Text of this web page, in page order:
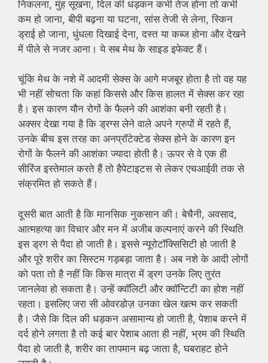
निकलना, मुंह सूखना, दिल की धड़कन कभी तेज होना तो कभी
कम हो जाना, बीपी बढ़ना या घटना, सांस तेजी से लेना, स्किन
ड्राई हो जाना, धुंधला दिखाई देना, दस्त या कब्ज होना और देखने
में पीले से नजर आना। ये सब मेथ के साइड इफेक्ट हैं।
चूंकि मेथ के नशे में आदमी सेक्स के आगे मजबूर होता है तो वह यह
भी नहीं सोचता कि कहां किससे और किस हालत में सेक्स कर रहा
है। इस कारण यौन रोगों के फैलने की आशंका बनी रहती है।
अक्सर देखा गया है कि ड्रग्स लेने वाले अपने ग्रुपों में रहते हैं,
उनके बीच इस तरह का अनप्रॉटेक्टेड सेक्स होने के कारण इन
रोगों के फैलने की आशंका ज्यादा होती है। ऊपर से वे एक ही
सीरिंज इस्तेमाल करते हैं तो हैपेटाइटस से लेकर एचआईवी तक से
संक्रमित हो सकते हैं।
दूसरी बात आती है कि मानसिक नुकसान की। बेचैनी, अवसाद,
आत्महत्या का विचार और मन में अजीब कल्पनाएं करने की स्थिति
इस ड्रग से पैदा हो जाती है। इससे न्यूरोटॉक्सिसिटी हो जाती है
और पूरे शरीर का सिस्टम गड़बड़ा जाता है। अब नशे के आदी लोगों
को पता तो है नहीं कि किस मात्रा में ड्रग उनके लिए तुरंत
जानलेवा हो सकता है। उन्हें क्वॉलिटी और क्वॉन्टिटी का होश नहीं
रहता। इसलिए जरा सी ओवरडोज़ उनका खेल खत्म कर सकती
है। जैसे कि दिल की धड़कन असामान्य हो जाती है, पेशाब करने में
दर्द होने लगता है तो कई बार पेशाब आता ही नहीं, भ्रम की स्थिति
पैदा हो जाती है, शरीर का तापमान बढ़ जाता है, घबराहट होने